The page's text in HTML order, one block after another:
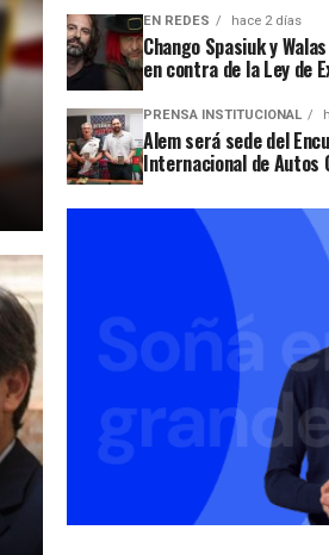
EN REDES hace 2 días
Chango Spasiuk y
en contra de la Ley de
PRENSA INSTITUCIONAL
Alem será sede del
Internacional de Autos